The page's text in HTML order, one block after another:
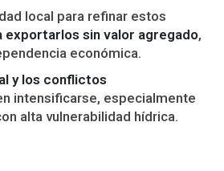
local para refinar estos
exportarlos sin valor agregado,
económica.
y los conflictos
intensificarse, especialmente
alta vulnerabilidad hídrica.